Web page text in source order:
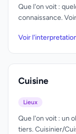
Que l'on voit :
connaissance.
Voir
Cuisine
Lieux
Que l'on voit : un
tiers. Cuisinier/